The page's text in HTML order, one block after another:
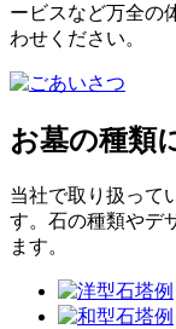
ービスなど万全の
わせください。
お墓の種類
当社で取り扱って
す。石の種類やデ
ます。